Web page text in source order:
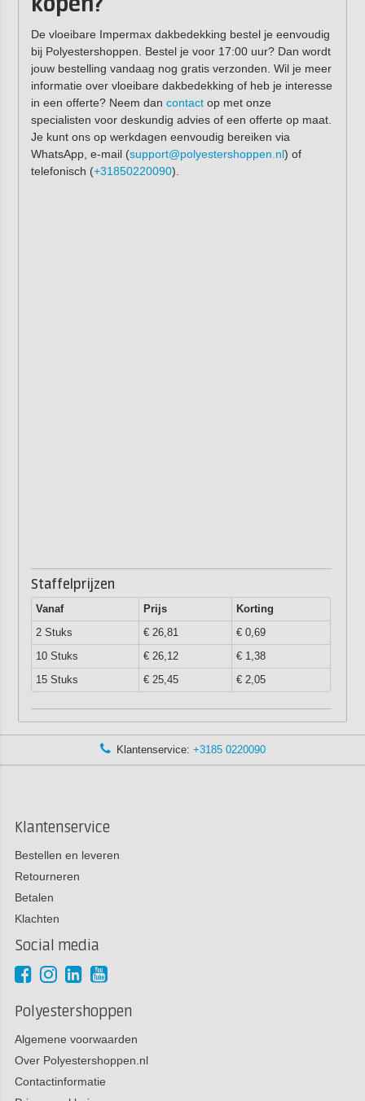
De vloeibare Impermax dakbedekking bestel je eenvoudig
bij Polyestershoppen. Bestel je voor 17:00 uur? Dan wordt
jouw bestelling vandaag nog gratis verzonden. Wil je meer
informatie over vloeibare dakbedekking of heb je interesse
in een offerte? Neem dan contactop met onze
specialisten voor deskundig advies of een offerte op maat.
Je kunt ons op werkdagen eenvoudig bereiken via
WhatsApp, e-mail (support@polyestershoppen.nl) of
telefonisch (+31850220090).
Staffelprijzen
Vanaf Prijs
Korting
2 Stuks
€ 26,81
€ 0,69
10 Stuks
€ 26,12
€ 1,38
15 Stuks
€ 25,45 € 2,05
Klantenservice: +3185 0220090
Klantenservice
Bestellen en leveren
Retourneren
Betalen
Klachten
Social media
Polyestershoppen
Algemene voorwaarden
Over Polyestershoppen.nl
Contactinformatie